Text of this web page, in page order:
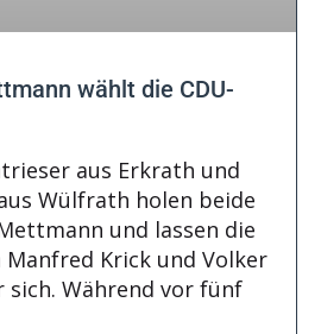
wählt die CDU-
aus Erkrath und
Wülfrath holen beide
und lassen die
Manfred Krick und Volker
sich. Während vor fünf